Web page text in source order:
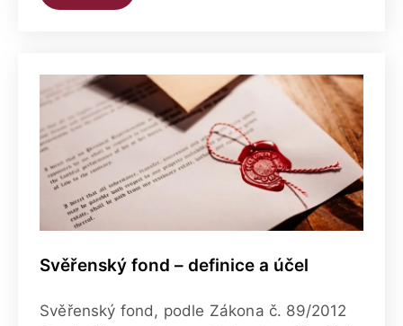
Svěřenský fond – definice a účel
Svěřenský fond, podle Zákona č. 89/2012